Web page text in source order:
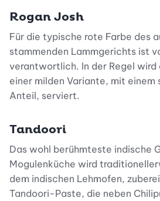
Rogan Josh
Für die typische rote Farbe des
stammenden Lammgerichts ist
verantwortlich. In der Regel wird
einer milden Variante, mit einem
Anteil, serviert.
Tandoori
Das wohl berühmteste indische
Mogulenküche wird
dem indischen Lehmofen,
Tandoori-Paste, die neben